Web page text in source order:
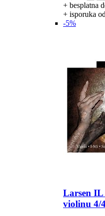
cijena
bila
+ besplatna
+ isporuka
-5%
Larsen IL
violinu 4/